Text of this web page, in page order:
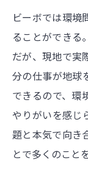
ビーボでは環境
ることができる
だが、現地で実
分の仕事が地球
できるので、環
やりがいを感じ
題と本気で向き
とで多くのこと